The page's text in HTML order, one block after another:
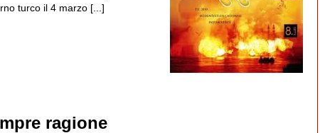
turco il 4 marzo [...]
ragione